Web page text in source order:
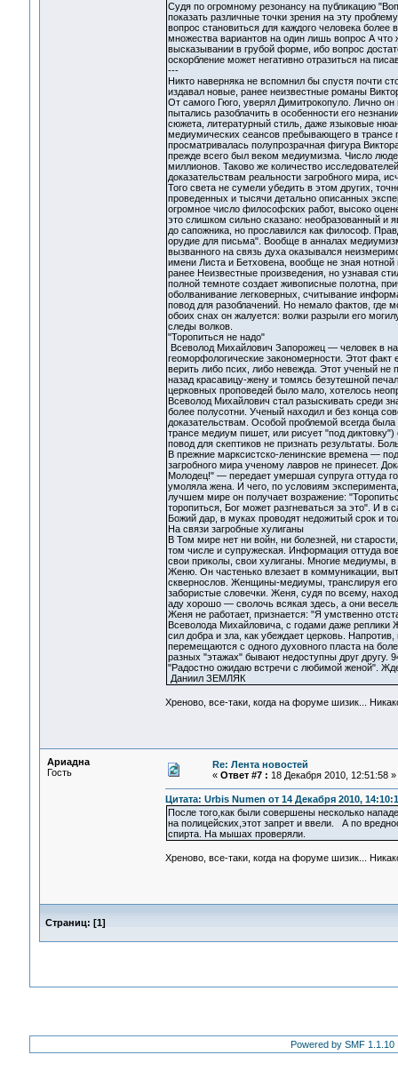
Судя по огромному резонансу на публикацию
показать различные точки зрения на эту
вопрос становиться для каждого человека
множества вариантов на один лишь вопрос А
высказывании в грубой форме, ибо вопрос
оскорбление может негативно отразиться на
---
Никто наверняка не вспомнил бы спустя почти
издавал новые, ранее неизвестные романы
От самого Гюго, уверял Димитрокопуло. Лично
пытались разоблачить в особенности его
сюжета, литературный стиль, даже языковые
медиумических сеансов пребывающего в трансе
просматривалась полупрозрачная фигура
прежде всего был веком медиумизма. Число
миллионов. Таково же количество
доказательствам реальности загробного мира,
Того света не сумели убедить в этом других,
проведенных и тысячи детально описанных
огромное число философских работ, высоко
это слишком сильно сказано: необразованный и
до сапожника, но прославился как философ.
орудие для письма". Вообще в анналах
вызванного на связь духа оказывался
имени Листа и Бетховена, вообще не зная
ранее Неизвестные произведения, но узнавая
полной темноте создает живописные полотна,
оболванивание легковерных, считывание
повод для разоблачений. Но немало фактов, где
обоих снах он жалуется: волки разрыли его
следы волков.
"Торопиться не надо"
Всеволод Михайлович Запорожец — человек в
геоморфологические закономерности. Этот
верить либо псих, либо невежда. Этот ученый не
назад красавицу-жену и томясь безутешной
церковных проповедей было мало, хотелось
Всеволод Михайлович стал разыскивать среди
более полусотни. Ученый находил и без конца
доказательствам. Особой проблемой всегда
трансе медиум пишет, или рисует "под
повод для скептиков не признать результаты.
В прежние марксистско-ленинские времена —
загробного мира ученому лавров не принесет.
Молодец!" — передает умершая супруга оттуда
умоляла жена. И чего, по условиям
лучшем мире он получает возражение:
торопиться, Бог может разгневаться за это". И
Божий дар, в муках проводят недожитый срок и
На связи загробные хулиганы
В Том мире нет ни войн, ни болезней, ни
том числе и супружеская. Информация оттуда
свои приколы, свои хулиганы. Многие медиумы, в
Женю. Он частенько влезает в коммуникации,
сквернослов. Женщины-медиумы, транслируя его
забористые словечки. Женя, судя по всему,
аду хорошо — сволочь всякая здесь, а они
Женя не работает, признается: "Я умственно
Всеволода Михайловича, с годами даже
сил добра и зла, как убеждает церковь.
перемещаются с одного духовного пласта на
разных "этажах" бывают недоступны друг другу.
"Радостно ожидаю встречи с любимой женой".
Даниил ЗЕМЛЯК
Хреново, все-таки, когда на форуме шизик...
Ариадна
Гость
Re: Лента новостей
« Ответ #7 : 18 Декабря 2010, 12:51:58 »
Цитата: Urbis Numen от 14 Декабря 2010,
После того,как были совершены несколько
на полицейских,этот запрет и ввели. А по
спирта. На мышах проверяли.
Хреново, все-таки, когда на форуме шизик...
Страниц: [1]
Powered by SMF 1.1.10